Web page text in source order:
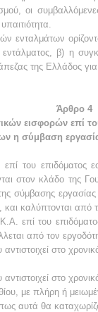
οι
ενταλμάτων
β) η
της Ελλάδος
Άρθρο 4
εισφορών επί
η σύμβαση
επί του
στον κλάδο της
σύμβασης
και καλύπτονται από
επί του
από τον
στο
στο
με πλήρη ή
αυτά θα